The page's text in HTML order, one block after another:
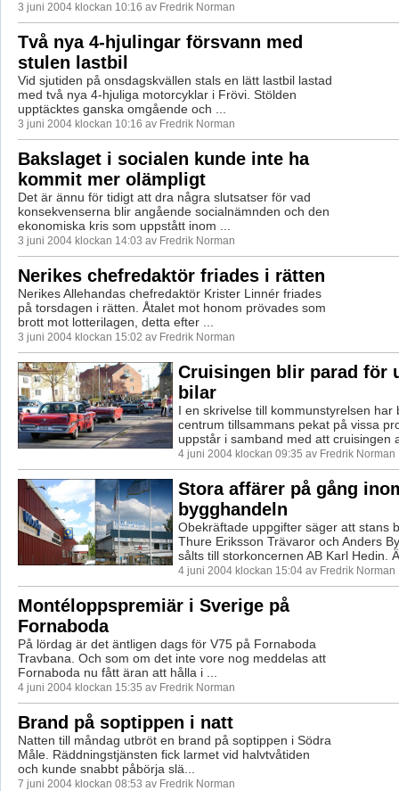
3 juni 2004 klockan 10:16 av Fredrik Norman
Två nya 4-hjulingar försvann med
stulen lastbil
Vid sjutiden på onsdagskvällen stals en lätt lastbil lastad
med två nya 4-hjuliga motorcyklar i Frövi. Stölden
upptäcktes ganska omgående och ...
3 juni 2004 klockan 10:16 av Fredrik Norman
Bakslaget i socialen kunde inte ha
kommit mer olämpligt
Det är ännu för tidigt att dra några slutsatser för vad
konsekvenserna blir angående socialnämnden och den
ekonomiska kris som uppstått inom ...
3 juni 2004 klockan 14:03 av Fredrik Norman
Nerikes chefredaktör friades i rätten
Nerikes Allehandas chefredaktör Krister Linnér friades
på torsdagen i rätten. Åtalet mot honom prövades som
brott mot lotterilagen, detta efter ...
3 juni 2004 klockan 15:02 av Fredrik Norman
Cruisingen blir parad för
bilar
I en skrivelse till kommunstyrelsen har
centrum tillsammans pekat på vissa
uppstår i samband med att cruisingen
4 juni 2004 klockan 09:35 av Fredrik Norman
Stora affärer på gång
bygghandeln
Obekräftade uppgifter säger att stans
Thure Eriksson Trävaror och Anders
sålts till storkoncernen AB Karl Hedin.
4 juni 2004 klockan 15:04 av Fredrik Norman
Montéloppspremiär i Sverige på
Fornaboda
På lördag är det äntligen dags för V75 på Fornaboda
Travbana. Och som om det inte vore nog meddelas att
Fornaboda nu fått äran att hålla i ...
4 juni 2004 klockan 15:35 av Fredrik Norman
Brand på soptippen i natt
Natten till måndag utbröt en brand på soptippen i Södra
Måle. Räddningstjänsten fick larmet vid halvtvåtiden
och kunde snabbt påbörja slä...
7 juni 2004 klockan 08:53 av Fredrik Norman